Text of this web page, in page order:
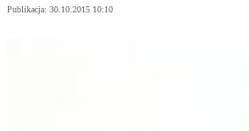
Publikacja: 30.10.2015 10:10